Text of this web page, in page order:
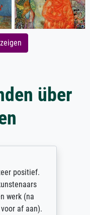
über
positief.
werk (na
af aan).